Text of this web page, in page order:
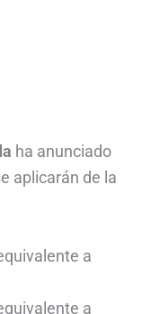
ha anunciado
aplicarán de la
a
a